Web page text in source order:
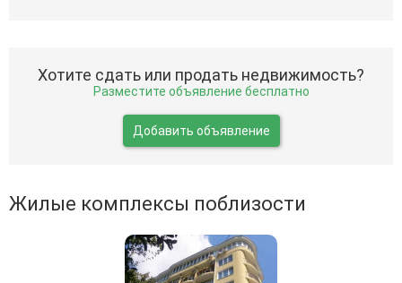
Хотите сдать или продать недвижимость?
Разместите объявление бесплатно
Добавить объявление
Жилые комплексы поблизости